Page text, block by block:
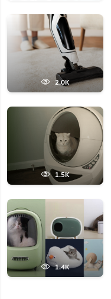
2.0K
1.5K
1.4K